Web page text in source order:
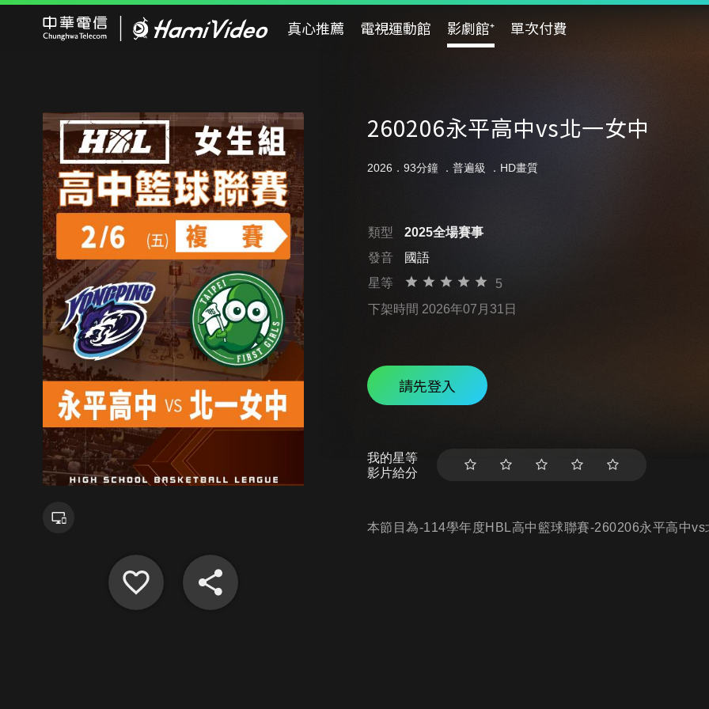
真心推薦 電視運動館 影劇館⁺ 單次付費
260206永平高中vs北一女中
2026．93分鐘 ． 普遍級 ．HD畫質
類型
2025全場賽事
發音
國語
星等
5
下架時間 2026年07月31日
請先登入
我的星等
影片給分
本節目為-114學年度HBL高中籃球聯賽-260206永平高中